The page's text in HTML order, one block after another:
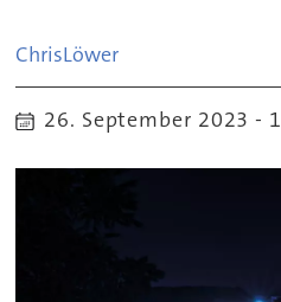
ChrisLöwer
26. September 2023 -